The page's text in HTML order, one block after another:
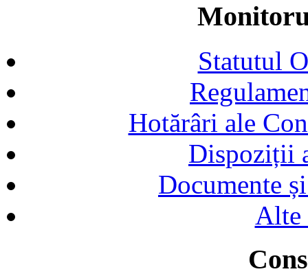
Statutul
Hotărâri ale
Dispoziții
Documente
Alte